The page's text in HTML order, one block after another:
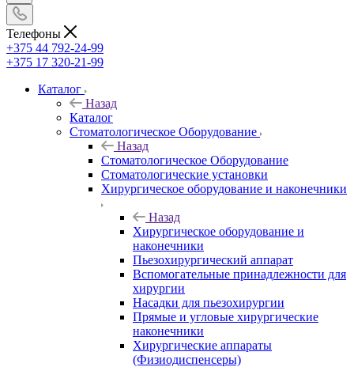
Телефоны
+375 44 792-24-99
+375 17 320-21-99
Каталог
Назад
Каталог
Стоматологическое Оборудование
Назад
Стоматологическое Оборудование
Стоматологические установки
Хирургическое оборудование и наконечники
Назад
Хирургическое оборудование и
наконечники
Пьезохирургический аппарат
Вспомогательные принадлежности для
хирургии
Насадки для пьезохирургии
Прямые и угловые хирургические
наконечники
Хирургические аппараты
(Физиодиспенсеры)